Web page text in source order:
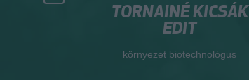
TORNAINÉ KICSÁK
EDIT
környezet biotechnológus